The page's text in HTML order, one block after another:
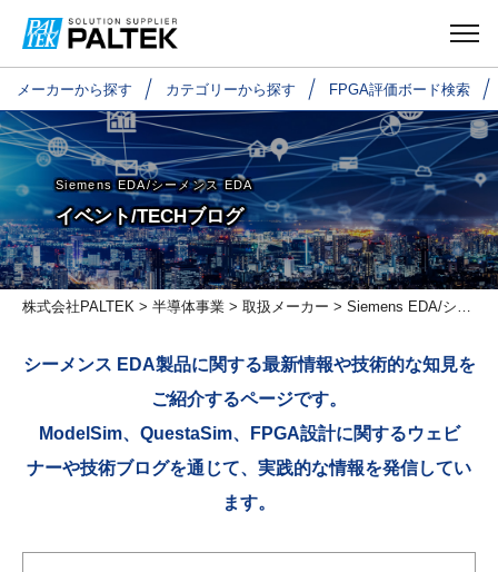
メーカーから探す カテゴリーから探す FPGA評価ボード検索
株式会社PALTEK > 半導体事業 > 取扱メーカー > Siemens EDA/シーメンス EDA
Siemens EDA/シーメンス EDA
イベント/TECHブログ
シーメンス EDA製品に関する最新情報や技術的な知見を
ご紹介するページです。
ModelSim、QuestaSim、FPGA設計に関するウェビ
ナーや技術ブログを通じて、実践的な情報を発信してい
ます。